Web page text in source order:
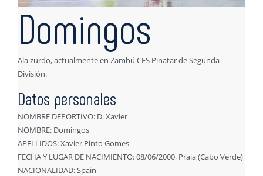
Domingos
Ala zurdo, actualmente en Zambú CFS Pinatar de Segunda
División.
Datos personales
NOMBRE DEPORTIVO: D. Xavier
NOMBRE: Domingos
APELLIDOS: Xavier Pinto Gomes
FECHA Y LUGAR DE NACIMIENTO: 08/06/2000, Praia (Cabo Verde)
NACIONALIDAD: Spain